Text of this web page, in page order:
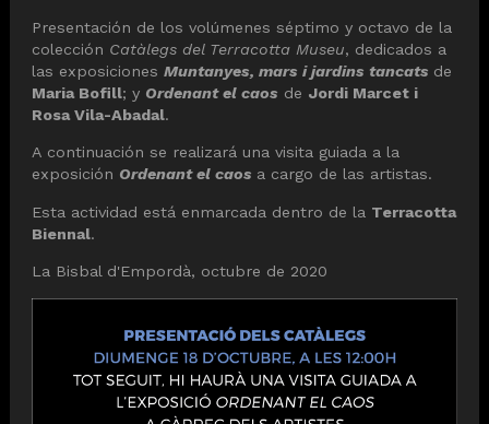
Presentación de los volúmenes séptimo y octavo de la
colección Catàlegs del Terracotta Museu, dedicados a
las exposiciones Muntanyes, mars i jardins tancats de
Maria Bofill; y Ordenant el caos de Jordi Marcet i
Rosa Vila-Abadal.
A continuación se realizará una visita guiada a la
exposición Ordenant el caos a cargo de las artistas.
Esta actividad está enmarcada dentro de la Terracotta
Biennal.
La Bisbal d'Empordà, octubre de 2020